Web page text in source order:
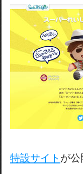
特設サイト が公